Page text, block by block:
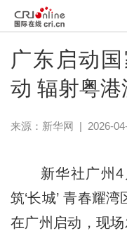
广东启动
动 辐射粤
来源： 新华网 | 2026-
新华社广州4
筑‘长城’ 青春耀
在广州启动，现